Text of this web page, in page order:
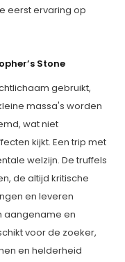
eerst ervaring op
Stone
gebruikt,
massa's worden
wat niet
kijkt. Een trip met
welzijn. De truffels
de altijd kritische
en leveren
aangename en
voor de zoeker,
en helderheid